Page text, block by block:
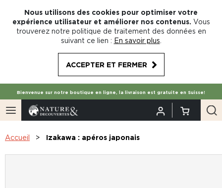
Nous utilisons des cookies pour optimiser votre
expérience utilisateur et améliorer nos contenus. Vous
trouverez notre politique de traitement des données en
suivant ce lien : En savoir plus
ACCEPTER ET FERMER
Bienvenue sur notre boutique en ligne, la livraison est gratuite en Suisse!
Accueil Izakawa : apéros japonais